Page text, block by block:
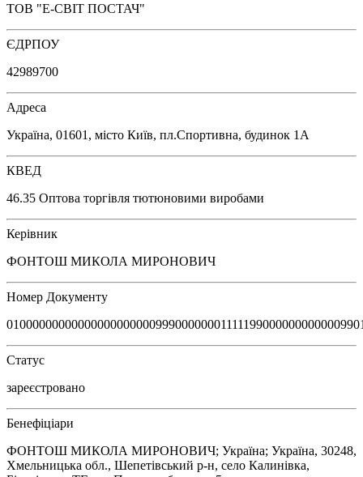
ТОВ "Е-СВІТ ПОСТАЧ"
ЄДРПОУ
42989700
Адреса
Україна, 01601, місто Київ, пл.Спортивна, будинок 1А
КВЕД
46.35 Оптова торгівля тютюновими виробами
Керівник
ФОНТОШ МИКОЛА МИРОНОВИЧ
Номер Документу
Статус
зареєстровано
Бенефіціари
ФОНТОШ МИКОЛА МИРОНОВИЧ; Україна; Україна, 30248,
Хмельницька обл., Шепетівський р-н, село Калинівка,